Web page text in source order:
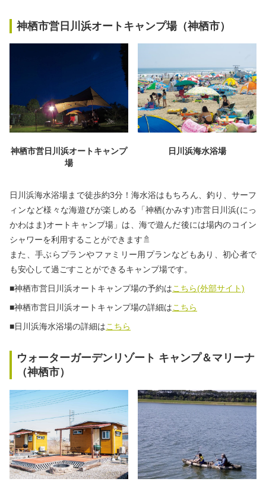
神栖市営日川浜オートキャンプ場（神栖市）
神栖市営日川浜オートキャンプ
場
日川浜海水浴場
日川浜海水浴場まで徒歩約3分！海水浴はもちろん、釣り、サーフ
ィンなど様々な海遊びが楽しめる「神栖(かみす)市営日川浜(にっ
かわはま)オートキャンプ場」は、海で遊んだ後には場内のコイン
シャワーを利用することができます🚿
また、手ぶらプランやファミリー用プランなどもあり、初心者で
も安心して過ごすことができるキャンプ場です。
■神栖市営日川浜オートキャンプ場の予約はこちら(外部サイト)
■神栖市営日川浜オートキャンプ場の詳細はこちら
■日川浜海水浴場の詳細はこちら
ウォーターガーデンリゾート キャンプ＆マリーナ
（神栖市）